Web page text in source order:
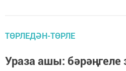
ТӨРЛЕДӘН-ТӨРЛЕ
Ураза ашы: бәрәңгеле